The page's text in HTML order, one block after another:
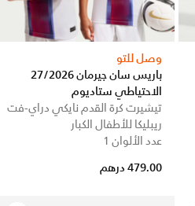
وصل للتو
باريس سان جيرمان 27/2026
الاحتياطي ستاديوم
تيشيرت كرة القدم نايكي دراي-فت
ريبليكا للأطفال الكبار
عدد الألوان 1
479.00 درهم